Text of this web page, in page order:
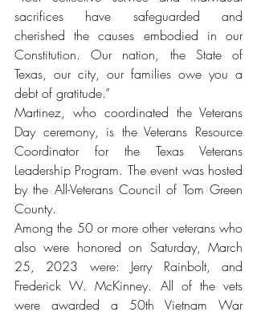
sacrifices have safeguarded and
cherished the causes embodied in our
Constitution. Our nation, the State of
Texas, our city, our families owe you a
debt of gratitude.”
Martinez, who coordinated the Veterans
Day ceremony, is the Veterans Resource
Coordinator for the Texas Veterans
Leadership Program. The event was hosted
by the All-Veterans Council of Tom Green
County.
Among the 50 or more other veterans who
also were honored on Saturday, March
25, 2023 were: Jerry Rainbolt, and
Frederick W. McKinney. All of the vets
were awarded a 50th Vietnam War